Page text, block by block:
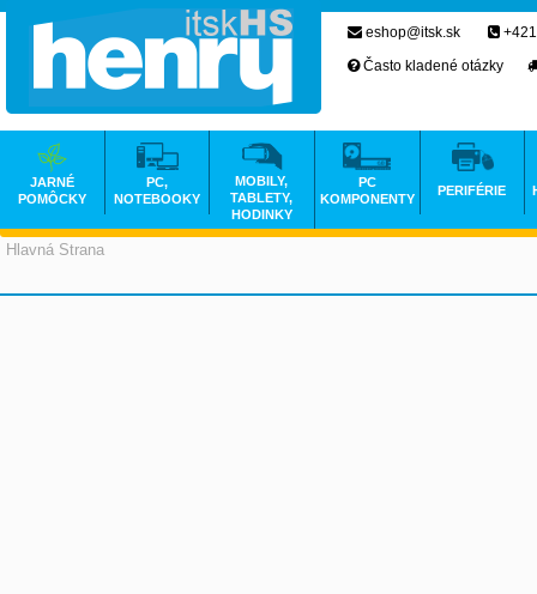
Hlavná Strana
eshop@itsk.sk
Často kladené otázky
JARNÉ
POMÔCKY
PC,
NOTEBOOKY
MOBILY,
TABLETY,
HODINKY
PC
KOMPONENTY
PERIFÉRIE